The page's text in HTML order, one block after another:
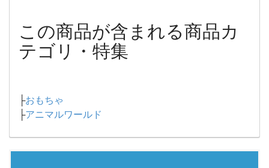
この商品が含まれる商品カ
テゴリ・特集
├おもちゃ
├アニマルワールド